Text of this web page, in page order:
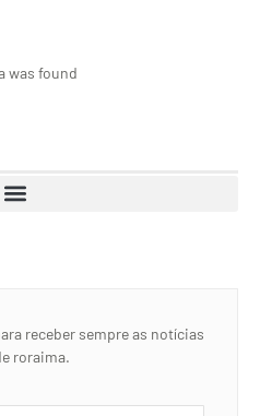
was found
receber sempre as notícias
roraima.